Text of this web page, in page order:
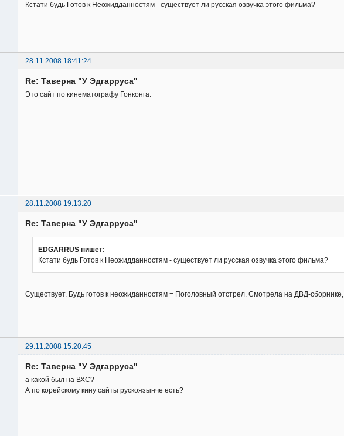
Кстати будь Готов к Неожидданностям - существует ли русская озвучка этого фильма?
28.11.2008 18:41:24
Re: Таверна "У Эдгарруса"
Это сайт по кинематографу Гонконга.
28.11.2008 19:13:20
Re: Таверна "У Эдгарруса"
EDGARRUS пишет:
Кстати будь Готов к Неожидданностям - существует ли русская озвучка этого фильма?
Существует. Будь готов к неожиданностям = Поголовный отстрел. Смотрела на ДВД-
29.11.2008 15:20:45
Re: Таверна "У Эдгарруса"
а какой был на ВХС?
А по корейскому кину сайты рускоязынче есть?